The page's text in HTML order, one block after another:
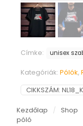
Címke: unisex
Kategóriák: Pólók,
CIKKSZÁM:
Kezdőlap / Shop
póló